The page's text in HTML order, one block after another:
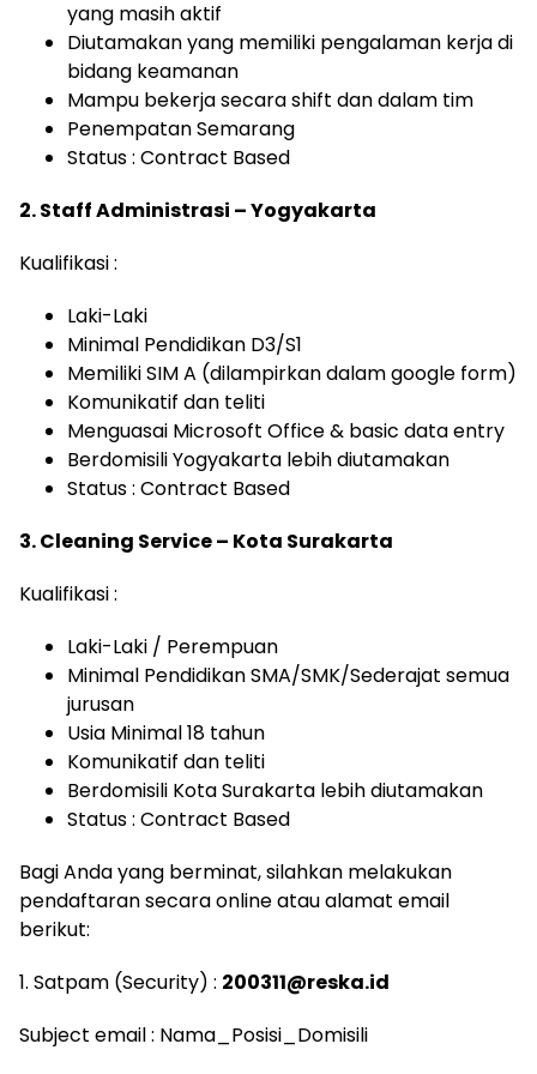
yang masih aktif
Diutamakan yang memiliki pengalaman kerja di
bidang keamanan
Mampu bekerja secara shift dan dalam tim
Penempatan Semarang
Status : Contract Based
2. Staff Administrasi – Yogyakarta
Kualifikasi :
Laki-Laki
Minimal Pendidikan D3/S1
Memiliki SIM A (dilampirkan dalam google form)
Komunikatif dan teliti
Menguasai Microsoft Office & basic data entry
Berdomisili Yogyakarta lebih diutamakan
Status : Contract Based
3. Cleaning Service – Kota Surakarta
Kualifikasi :
Laki-Laki / Perempuan
Minimal Pendidikan SMA/SMK/Sederajat semua
jurusan
Usia Minimal 18 tahun
Komunikatif dan teliti
Berdomisili Kota Surakarta lebih diutamakan
Status : Contract Based
Bagi Anda yang berminat, silahkan melakukan
pendaftaran secara online atau alamat email
berikut:
1. Satpam (Security) : 200311@reska.id
Subject email : Nama_Posisi_Domisili